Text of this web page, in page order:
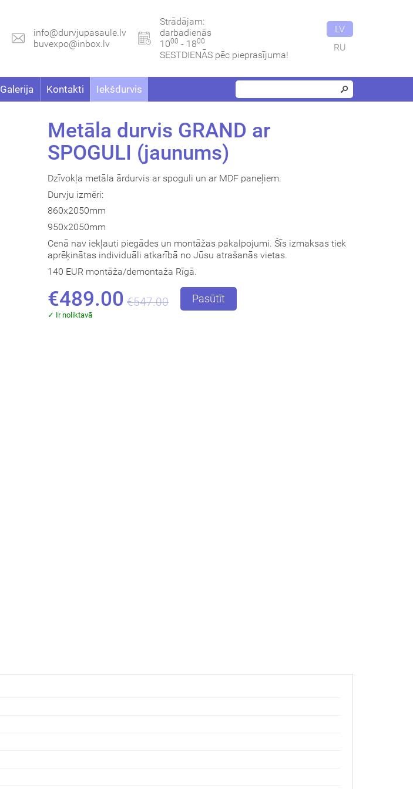
info@durvjupasaule.lv
buvexpo@inbox.lv
Strādājam:
darbadienās
1000 - 1800
SESTDIENĀS pēc pieprasījuma!
LV
RU
Galerija Kontakti Iekšdurvis
Metāla durvis GRAND ar
SPOGULI (jaunums)
Dzīvokļa metāla ārdurvis ar spoguli un ar MDF paneļiem.
Durvju izmēri:
860x2050mm
950x2050mm
Cenā nav iekļauti piegādes un montāžas pakalpojumi. Šīs izmaksas tiek
aprēķinātas individuāli atkarībā no Jūsu atrašanās vietas.
140 EUR montāža/demontaža Rīgā.
€489.00 €547.00 Pasūtīt
✓ Ir noliktavā